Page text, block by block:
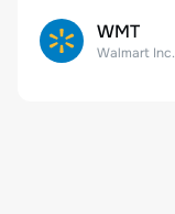
WMT
Walmart Inc.